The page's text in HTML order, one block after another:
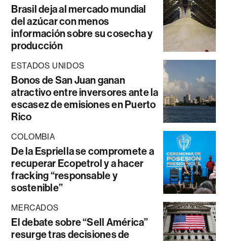
Brasil deja al mercado mundial
del azúcar con menos
información sobre su cosecha y
producción
ESTADOS UNIDOS
Bonos de San Juan ganan
atractivo entre inversores ante la
escasez de emisiones en Puerto
Rico
COLOMBIA
De la Espriella se compromete a
recuperar Ecopetrol y a hacer
fracking “responsable y
sostenible”
MERCADOS
El debate sobre “Sell América”
resurge tras decisiones de